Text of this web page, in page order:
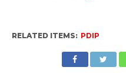
RELATED ITEMS: PDIP